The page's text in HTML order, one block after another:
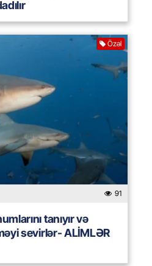
Özəl
91
tanıyır və
sevirlər- ALİMLƏR